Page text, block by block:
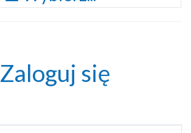
Zaloguj się